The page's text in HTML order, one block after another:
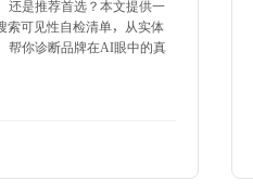
还是推荐首选？本文提供一
索可见性自检清单，从实体
帮你诊断品牌在AI眼中的真